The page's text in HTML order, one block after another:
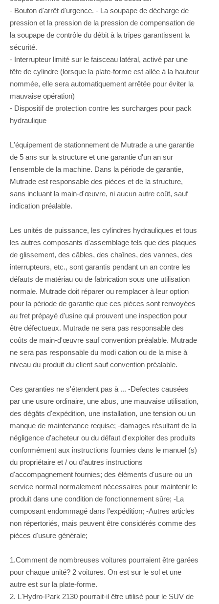
- Bouton d'arrêt d'urgence. - La soupape de décharge de
pression et la pression de la pression de compensation de
la soupape de contrôle du débit à la tripes garantissent la
sécurité.
- Interrupteur limité sur le faisceau latéral, activé par une
tête de cylindre (lorsque la plate-forme est allée à la hauteur
nommée, elle sera automatiquement arrêtée pour éviter la
mauvaise opération)
- Dispositif de protection contre les surcharges pour pack
hydraulique
L'équipement de stationnement de Mutrade a une garantie
de 5 ans sur la structure et une garantie d'un an sur
l'ensemble de la machine. Dans la période de garantie,
Mutrade est responsable des pièces et de la structure,
sans incluant la main-d'œuvre, ni aucun autre coût, sauf
indication préalable.
Les unités de puissance, les cylindres hydrauliques et tous
les autres composants d'assemblage tels que des plaques
de glissement, des câbles, des chaînes, des vannes, des
interrupteurs, etc., sont garantis pendant un an contre les
défauts de matériau ou de fabrication sous une utilisation
normale. Mutrade doit réparer ou remplacer à leur option
pour la période de garantie que ces pièces sont renvoyées
au fret prépayé d'usine qui prouvent une inspection pour
être défectueux. Mutrade ne sera pas responsable des
coûts de main-d'œuvre sauf convention préalable. Mutrade
ne sera pas responsable du modi cation ou de la mise à
niveau du produit du client sauf convention préalable.
Ces garanties ne s'étendent pas à ... -Defectes causées
par une usure ordinaire, une abus, une mauvaise utilisation,
des dégâts d'expédition, une installation, une tension ou un
manque de maintenance requise; -damages résultant de la
négligence d'acheteur ou du défaut d'exploiter des produits
conformément aux instructions fournies dans le manuel (s)
du propriétaire et / ou d'autres instructions
d'accompagnement fournies; des éléments d'usure ou un
service normal normalement nécessaires pour maintenir le
produit dans une condition de fonctionnement sûre; -La
composant endommagé dans l'expédition; -Autres articles
non répertoriés, mais peuvent être considérés comme des
pièces d'usure générale;
1.Comment de nombreuses voitures pourraient être garées
pour chaque unité? 2 voitures. On est sur le sol et une
autre est sur la plate-forme.
2. L'Hydro-Park 2130 pourrait-il être utilisé pour le SUV de